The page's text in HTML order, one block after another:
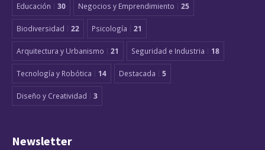
Educación 30 Negocios y Emprendimiento 25
Biodiversidad 22 Psicología 21
Arquitectura y Urbanismo 21 Seguridad e Industria 18
Tecnología y Robótica 14 Destacada 5
Diseño y Creatividad 3
Newsletter